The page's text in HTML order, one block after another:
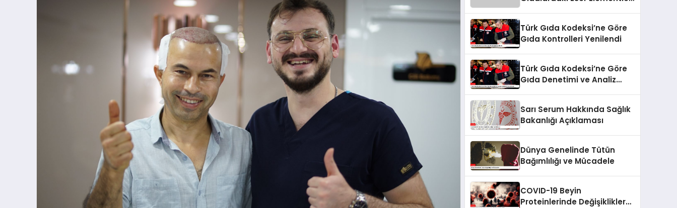
Türk Gıda Kodeksi’ne Göre
Gıda Kontrolleri Yenilendi
Türk Gıda Kodeksi’ne Göre
Gıda Denetimi ve Analiz
Sarı Serum Hakkında Sağlık
Bakanlığı Açıklaması
Dünya Genelinde Tütün
Bağımlılığı ve Mücadele
COVID-19 Beyin
Proteinlerinde Değişikliklere